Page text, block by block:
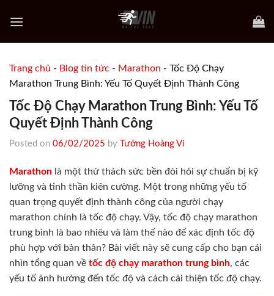
Trang chủ - Blog tin tức - Marathon - Tốc Độ Chạy
Marathon Trung Bình: Yếu Tố Quyết Định Thành Công
Tốc Độ Chạy Marathon Trung Bình: Yếu Tố
Quyết Định Thành Công
Posted on 06/02/2025 by Tưởng Hoàng Vi
Marathon là một thử thách sức bền đòi hỏi sự chuẩn bị kỹ
lưỡng và tinh thần kiên cường. Một trong những yếu tố
quan trọng quyết định thành công của người chạy
marathon chính là tốc độ chạy. Vậy, tốc độ chạy marathon
trung bình là bao nhiêu và làm thế nào để xác định tốc độ
phù hợp với bản thân? Bài viết này sẽ cung cấp cho bạn cái
nhìn tổng quan về tốc độ chạy marathon trung bình, các
yếu tố ảnh hưởng đến tốc độ và cách cải thiện tốc độ chạy.